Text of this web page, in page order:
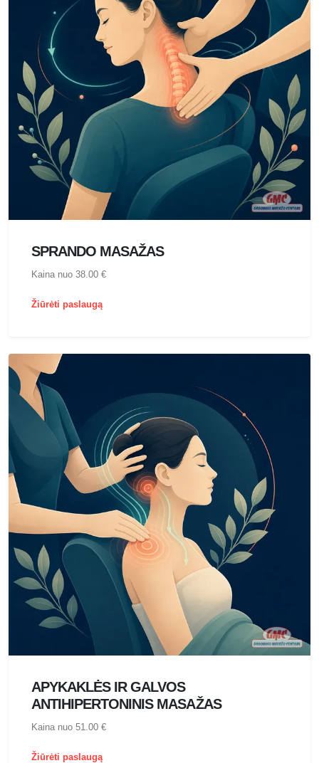
SPRANDO MASAŽAS
Kaina nuo 38.00 €
Žiūrėti paslaugą
APYKAKLĖS IR GALVOS
ANTIHIPERTONINIS MASAŽAS
Kaina nuo 51.00 €
Žiūrėti paslaugą